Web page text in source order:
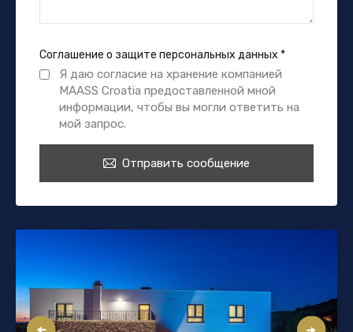
Соглашение о защите персональных данных *
Я даю согласие на хранение компанией
MAASS Croatia предоставленной мной
информации, чтобы вы могли ответить на
мой запрос.
Отправить сообщение